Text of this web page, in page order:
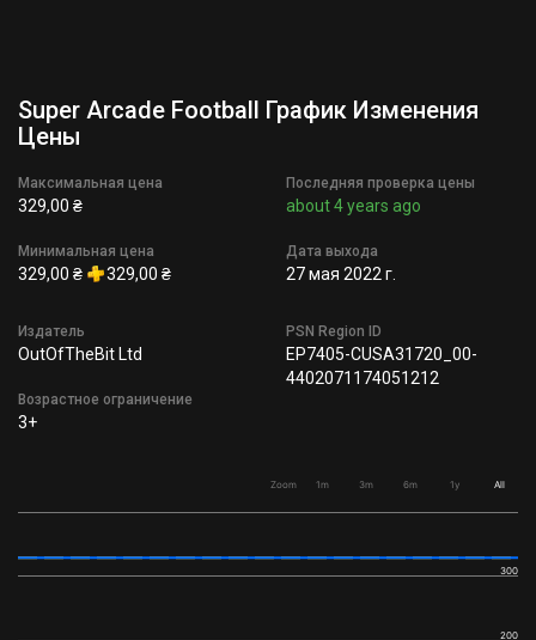
Super Arcade Football График Изменения
Цены
Максимальная цена
329,00 ₴
Минимальная цена
329,00 ₴ 329,00 ₴
Последняя проверка цены
about 4 years ago
Дата выхода
27 мая 2022 г.
Издатель
OutOfTheBit Ltd
Возрастное ограничение
3+
PSN Region ID
EP7405-CUSA31720_00-
4402071174051212
Zoom 1m 3m 6m 1y All
200
300